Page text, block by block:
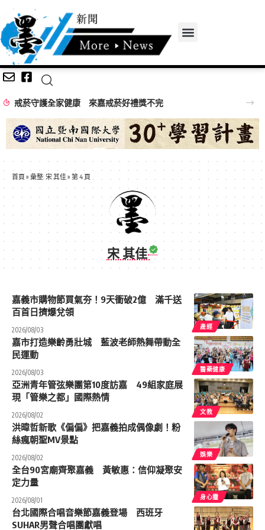
戒菸守護全家健康 來嘉戒菸好禮獎不完
首頁 » 彙整: 宋 其佳» 第 4 頁
宋 其佳
產經
嘉義市購物節買氣夯！9天衝破2億 滿千送
百首日擠爆兌領
2026/08/03
醫藥健康
嘉市打造樂齡勇壯城 藍波老師熱舞帶動全
民運動
2026/08/03
文教
亞洲青年管弦樂團第10度訪嘉 49組家庭展
現「管樂之都」國際熱情
2026/08/02
娛樂
洪暐哲新歌《偏偏》把嘉義拍成偶像劇！粉
絲瘋朝聖MV景點
2026/08/02
身心𩆜
全台90宮廟齊聚嘉義 黃敏惠：信仰凝聚安
定力量
2026/08/01
台北國際合唱音樂節嘉義登場 西班牙
SUHAR男聲合唱團獻唱